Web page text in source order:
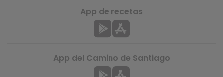
App de recetas
App del Camino de Santiago